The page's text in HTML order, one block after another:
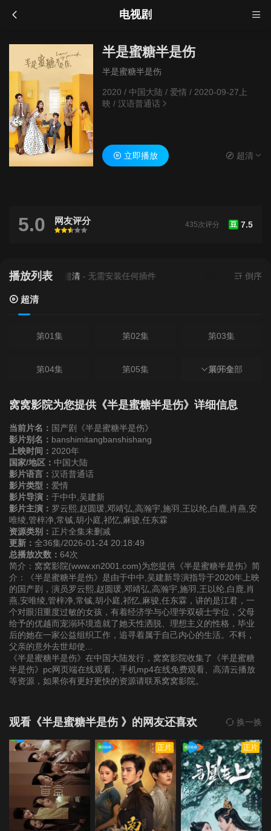
电视剧
半是蜜糖半是伤
半是蜜糖半是伤
2020 / 中国大陆 / 爱情/ 2020-09-27上
映 / 汉语普通话
立即播放 超清
5.0 网友评分
很差
较差还行推荐力荐
豆 7.5
435次评分
播放列表
当前资源来源 超清- 无需安装任何插件 倒序
超清
第01集 第02集 第03集
第04集 第05集 第06集
第07集 第08集 第09集
第10集 第11集
第13集
第16集 第17集 第18集
第19集
第22集 第23集 第24集
第25集 第26集 第27集
第28集 第29集 第30集
第31集 第32集 第33集
展开全部
窝窝影院为您提供《半是蜜糖半是伤》详细信息
当前片名： 国产剧《半是蜜糖半是伤》
影片别名： banshimitangbanshishang
上映时间： 2020年
国家/地区： 中国大陆
影片语言： 汉语普通话
影片类型： 爱情
影片导演： 于中中,吴建新
影片主演： 罗云熙,赵圆瑗,邓靖弘,高瀚宇,施羽,王以纶,白鹿,肖燕,安
唯绫,管梓净,常铖,胡小庭,祁忆,麻骏,任东霖
资源类别： 正片全集未删减
更新： 全36集/2026-01-24 20:18:49
总播放次数： 64次
简介：窝窝影院(www.xn2001.com)为您提供《半是蜜糖半是伤》简
介：《半是蜜糖半是伤》是由于中中,吴建新导演指导于2020年上映
的国产剧，演员罗云熙,赵圆瑗,邓靖弘,高瀚宇,施羽,王以纶,白鹿,肖
燕,安唯绫,管梓净,常铖,胡小庭,祁忆,麻骏,任东霖，讲的是江君，一
个对眼泪重度过敏的女孩，有着经济学与心理学双硕士学位，父母
给予的优越而宠溺环境造就了她天性洒脱、理想主义的性格，毕业
后的她在一家公益组织工作，追寻着属于自己内心的生活。不料，
父亲的意外去世却使...
《半是蜜糖半是伤》在中国大陆发行，窝窝影院收集了《半是蜜糖
半是伤》pc网页端在线观看、手机mp4在线免费观看、高清云播放
等资源，如果你有更好更快的资源请联系窝窝影院。
观看《半是蜜糖半是伤 》的网友还喜欢 换一换
正片 正片